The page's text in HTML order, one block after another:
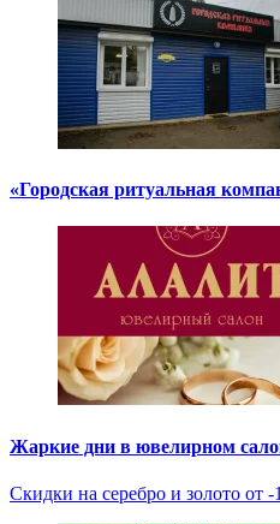
«Городская ритуальная
Жаркие дни в ювелирном
Скидки на серебро и золото от